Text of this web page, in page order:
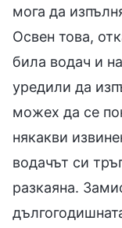
мога да
Освен това,
била водач и
уредили да
можех да се
някакви
водачът си
разкаяна.